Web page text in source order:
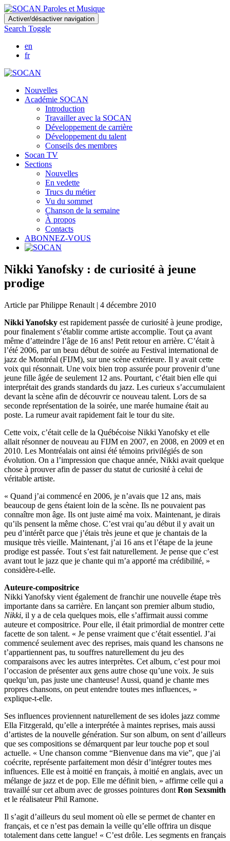
Skip
to
main
content
Activer/désactiver navigation
Search Toggle
en
fr
Nouvelles
Académie SOCAN
Introduction
Travailler avec la SOCAN
Développement de carrière
Développement du talent
Conseils des membres
Socan TV
Sections
Nouvelles
En vedette
Trucs du métier
Vu du sommet
Chanson de la semaine
À propos
Contacts
ABONNEZ-VOUS
Nikki Yanofsky : de curiosité à jeune
prodige
Article par Philippe Renault | 4 décembre 2010
Nikki Yanofsky est rapidement passée de curiosité à jeune prodige,
pour finalement s’établir comme artiste accomplie. Tout ça avant
même d’atteindre l’âge de 16 ans! Petit retour en arrière. C’était à
l’été 2006, par un beau début de soirée au Festival international de
jazz de Montréal (FIJM), sur une scène extérieure. Il y avait cette
voix qui résonnait. Une voix bien trop assurée pour provenir d’une
jeune fille âgée de seulement 12 ans. Pourtant, c’était bien elle qui
interprétait des grands standards du jazz. Les curieux s’accumulaient
devant la scène afin de découvrir ce nouveau talent. Lors de sa
seconde représentation de la soirée, une marée humaine était au
poste. La rumeur avait rapidement fait le tour du site.
Cette voix, c’était celle de la Québécoise Nikki Yanofsky et elle
allait résonner de nouveau au FIJM en 2007, en 2008, en 2009 et en
2010. Les Montréalais ont ainsi été témoins privilégiés de son
évolution. On a l’impression que chaque année, Nikki avait quelque
chose à prouver afin de passer du statut de curiosité à celui de
véritable artiste.
« Quand j’ai commencé en 2006, je n’avais que 12 ans, mais
beaucoup de gens étaient loin de la scène. Ils ne pouvaient pas
connaître mon âge. Ils ont juste aimé ma voix. Maintenant, je dirais
qu’ils pensent la même chose. C’est vrai qu’au début il y avait un
peu d’intérêt parce que j’étais très jeune et que je chantais de la
musique très vieille. Maintenant, j’ai 16 ans et l’étape de la jeune
prodige est passée. Tout s’est fait naturellement. Je pense que c’est
avant tout le jazz que je chante qui m’a apporté ma crédibilité, »
considère-t-elle.
Auteure-compositrice
Nikki Yanofsky vient également de franchir une nouvelle étape très
importante dans sa carrière. En lançant son premier album studio,
Nikki, il y a de cela quelques mois, elle s’affirmait aussi comme
auteure et compositrice. Pour elle, il était primordial de montrer cette
facette de son talent. « Je pense vraiment que c’était essentiel. J’ai
commencé seulement avec des reprises, mais quand les chansons ne
t’appartiennent pas, tu souffres naturellement du jeu des
comparaisons avec les autres interprètes. Cet album, c’est pour moi
l’occasion de présenter aux gens autre chose qu’une voix. Je suis
quelqu’un, pas juste une chanteuse! Aussi, quand je chante mes
propres chansons, on peut entendre toutes mes influences, »
explique-t-elle.
Ses influences proviennent naturellement de ses idoles jazz comme
Ella Fitzgerald, qu’elle a interprétée à maintes reprises, mais aussi
d’artistes de la nouvelle génération. Sur son album, on sent d’ailleurs
que ses compositions se démarquent par leur touche pop et soul
actuelle. « Une chanson comme “Bienvenue dans ma vie”, que j’ai
coécrite, représente parfaitement mon désir d’intégrer toutes mes
influences. Elle est à moitié en français, à moitié en anglais, avec un
mélange de jazz et de pop. Elle me définit bien, » affirme celle qui a
travaillé sur cet album avec de grosses pointures dont Ron Sexsmith
et le réalisateur Phil Ramone.
Il s’agit d’ailleurs du seul moment où elle se permet de chanter en
français, et ce n’est pas demain la veille qu’elle offrira un disque
totalement dans cette langue! « C’est drôle. Les segments en français